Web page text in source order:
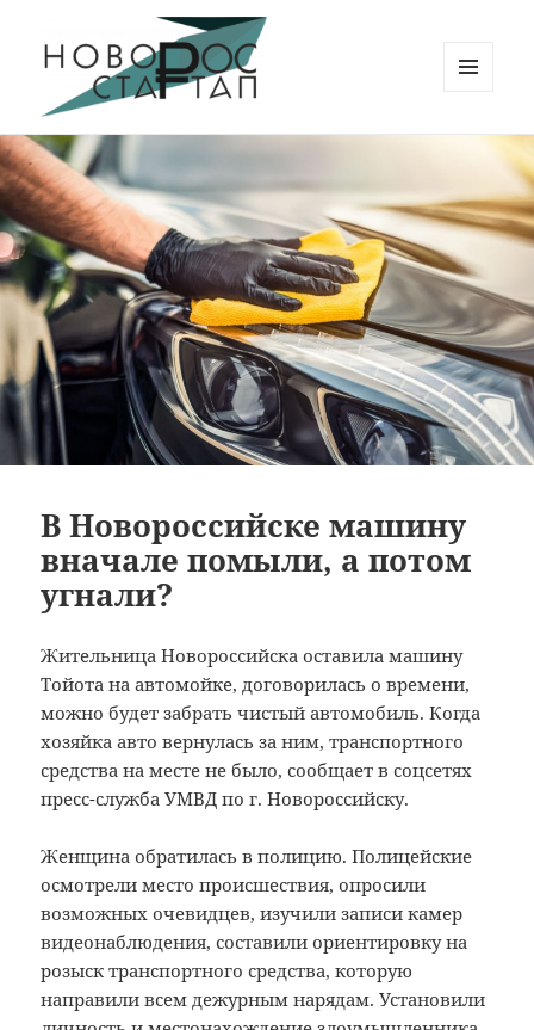
Новорос Стартап
ВИДЖЕТЫ
В Новороссийске машину
вначале помыли, а потом
угнали?
Жительница Новороссийска оставила машину
Тойота на автомойке, договорилась о времени,
можно будет забрать чистый автомобиль. Когда
хозяйка авто вернулась за ним, транспортного
средства на месте не было, сообщает в соцсетях
пресс-служба УМВД по г. Новороссийску.
Женщина обратилась в полицию. Полицейские
осмотрели место происшествия, опросили
возможных очевидцев, изучили записи камер
видеонаблюдения, составили ориентировку на
розыск транспортного средства, которую
направили всем дежурным нарядам. Установили